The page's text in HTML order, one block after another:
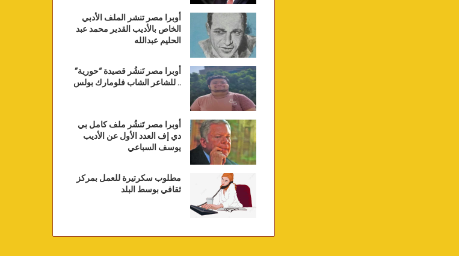
أوبرا مصر تنشر الملف الأدبي
الخاص بالأديب القدير محمد عبد
الحليم عبدالله
أوبرا مصر تَنشُر قصيدة “حورية”
.. للشاعر الشاب فلومارك بولس
أوبرا مصر تَنشُر ملف كامل بي
دي إف العدد الأول عن الأديب
يوسف السباعي
مطلوب سكرتيرة للعمل بمركز
ثقافي بوسط البلد